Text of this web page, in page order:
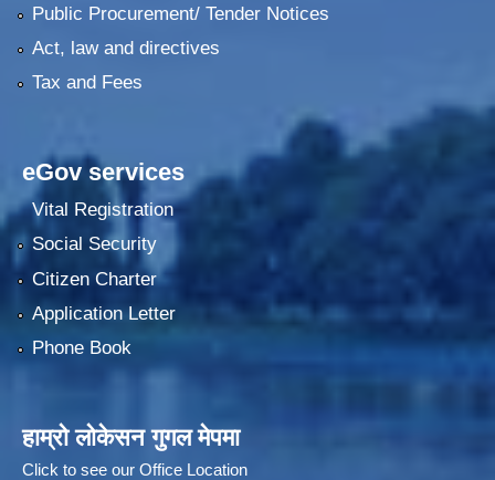
Public Procurement/ Tender Notices
Act, law and directives
Tax and Fees
eGov services
Vital Registration
Social Security
Citizen Charter
Application Letter
Phone Book
हाम्रो लोकेसन गुगल मेपमा
Click to see our Office Location